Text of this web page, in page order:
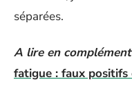
séparées.
A lire en
fatigue : faux positifs